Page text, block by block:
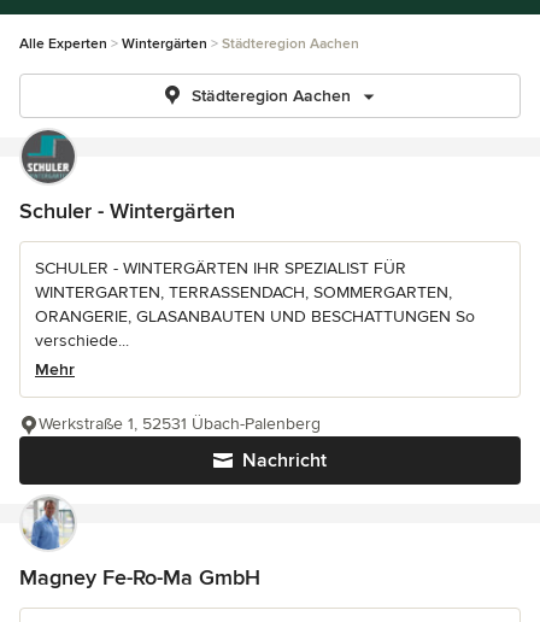
Alle Experten Wintergärten Städteregion Aachen
Städteregion Aachen
Schuler - Wintergärten
SCHULER - WINTERGÄRTEN IHR SPEZIALIST FÜR
WINTERGARTEN, TERRASSENDACH, SOMMERGARTEN,
ORANGERIE, GLASANBAUTEN UND BESCHATTUNGEN So
verschiede...
Mehr
Nachricht
Werkstraße 1, 52531 Übach-Palenberg
Magney Fe-Ro-Ma GmbH